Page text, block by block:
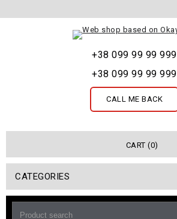
+38 099 99 99 999
+38 099 99 99 999
CALL ME BACK
CART (0)
CATEGORIES